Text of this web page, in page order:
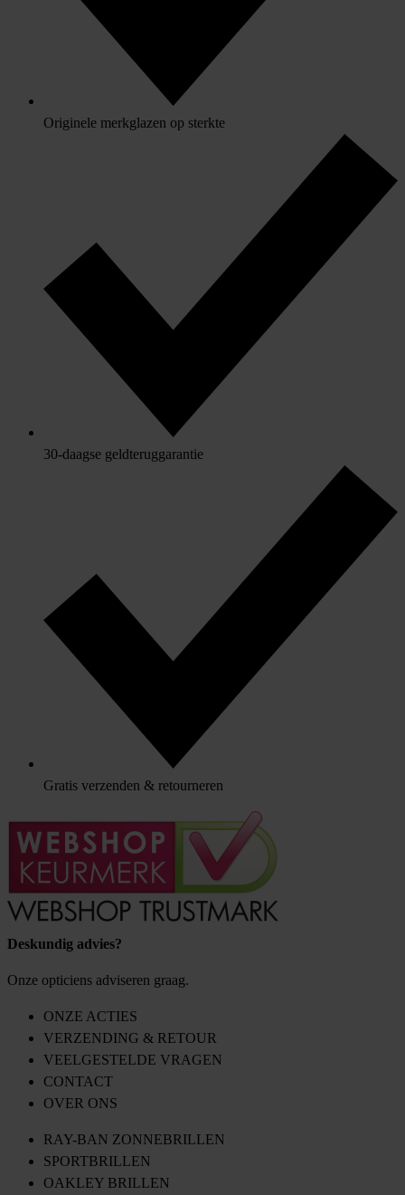
Originele merkglazen op sterkte
30-daagse geldteruggarantie
Gratis verzenden & retourneren
Deskundig advies?
Onze opticiens adviseren graag.
ONZE ACTIES
VERZENDING & RETOUR
VEELGESTELDE VRAGEN
CONTACT
OVER ONS
RAY-BAN ZONNEBRILLEN
SPORTBRILLEN
OAKLEY BRILLEN